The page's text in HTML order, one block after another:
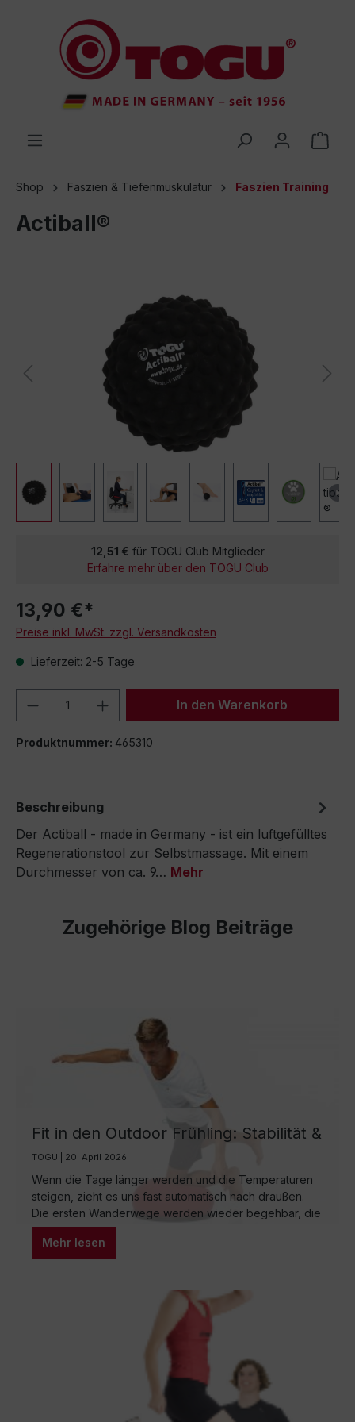
springen
Shop Faszien & Tiefenmuskulatur Faszien Training
Actiball®
12,51 € für TOGU Club Mitglieder
Erfahre mehr über den TOGU Club
13,90 €*
Preise inkl. MwSt. zzgl. Versandkosten
Lieferzeit: 2-5 Tage
Produkt Anzahl: Gib denIn den Warenkorb
Produktnummer: 465310
Beschreibung
Der Actiball - made in Germany - ist ein luftgefülltes
Regenerationstool zur Selbstmassage. Mit einem
Durchmesser von ca. 9… Mehr
Zugehörige Blog Beiträge
Fit in den Outdoor Frühling: Stabilität &
Kraft für Wandern, Laufen und
Radfahren
TOGU | 20. April 2026
Wenn die Tage länger werden und die Temperaturen
steigen, zieht es uns fast automatisch nach draußen.
Die ersten Wanderwege werden wieder begehbar, die
Laufschuhe stehen bereit, und das Fahrrad wartet
darauf, endlich aus dem Winterschlaf geholt zu werden.
Doch so groß die Motivation im Frühling auch ist – der
Rhythmus zu finden. Genau hier beginnt die eigentliche
Vorbereitung auf die Outdoor Saison: mit Stabilität, Kraft
Mehr lesen